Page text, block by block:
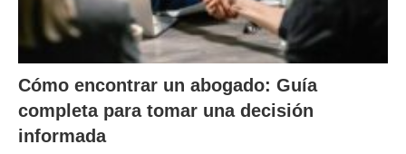
Cómo encontrar un abogado: Guía
completa para tomar una decisión
informada